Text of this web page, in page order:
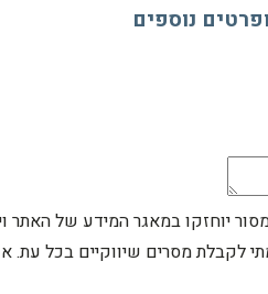
נוספים
יוחזקו במאגר המידע של האתר
לקבלת מסרים שיווקיים בכל